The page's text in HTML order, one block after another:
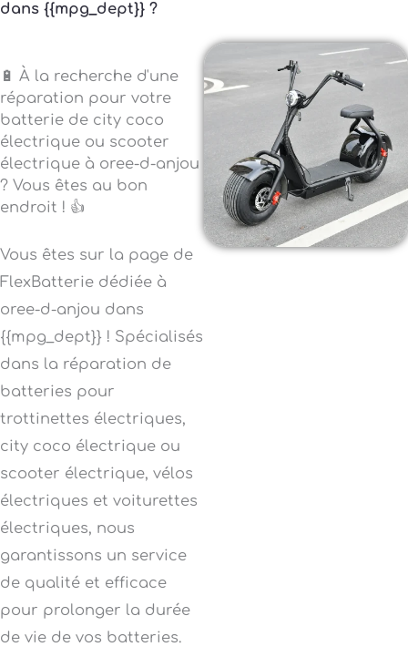
dans {{mpg_dept}} ?
🔋 À la recherche d'une
réparation pour votre
batterie de city coco
électrique ou scooter
électrique à oree-d-anjou
? Vous êtes au bon
endroit ! 👍
Vous êtes sur la page de
FlexBatterie dédiée à
oree-d-anjou dans
{{mpg_dept}} ! Spécialisés
dans la réparation de
batteries pour
trottinettes électriques,
city coco électrique ou
scooter électrique, vélos
électriques et voiturettes
électriques, nous
garantissons un service
de qualité et efficace
pour prolonger la durée
de vie de vos batteries.